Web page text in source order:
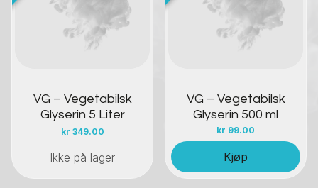
VG – Vegetabilsk
Glyserin 5 Liter
kr 349.00
Ikke på lager
VG – Vegetabilsk
Glyserin 500 ml
kr 99.00
Kjøp